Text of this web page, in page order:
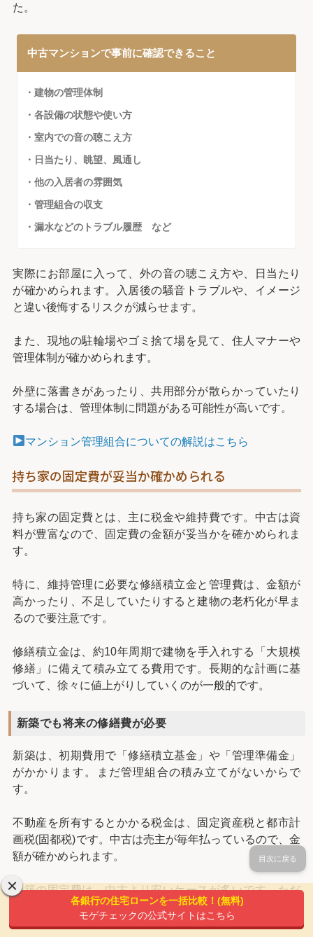
た。
中古マンションで事前に確認できること
・建物の管理体制
・各設備の状態や使い方
・室内での音の聴こえ方
・日当たり、眺望、風通し
・他の入居者の雰囲気
・管理組合の収支
・漏水などのトラブル履歴 など
実際にお部屋に入って、外の音の聴こえ方や、日当たり
が確かめられます。入居後の騒音トラブルや、イメージ
と違い後悔するリスクが減らせます。
また、現地の駐輪場やゴミ捨て場を見て、住人マナーや
管理体制が確かめられます。
外壁に落書きがあったり、共用部分が散らかっていたり
する場合は、管理体制に問題がある可能性が高いです。
マンション管理組合についての解説はこちら
持ち家の固定費が妥当か確かめられる
持ち家の固定費とは、主に税金や維持費です。中古は資
料が豊富なので、固定費の金額が妥当かを確かめられま
す。
特に、維持管理に必要な修繕積立金と管理費は、金額が
高かったり、不足していたりすると建物の老朽化が早ま
るので要注意です。
修繕積立金は、約10年周期で建物を手入れする「大規模
修繕」に備えて積み立てる費用です。長期的な計画に基
づいて、徐々に値上がりしていくのが一般的です。
新築でも将来の修繕費が必要
新築は、初期費用で「修繕積立基金」や「管理準備金」
がかかります。まだ管理組合の積み立てがないからで
す。
不動産を所有するとかかる税金は、固定資産税と都市計
画税(固都税)です。中古は売主が毎年払っているので、金
額が確かめられます。
新築の固定費は、中古より安いケースが多いです。ただ
し、初期費用でかかる部分や、値上がりまで考える必要
があります。以下の記事でも解説しています。
各銀行の住宅ローンを一括比較！(無料)
モゲチェックの公式サイトはこちら
目次に戻る